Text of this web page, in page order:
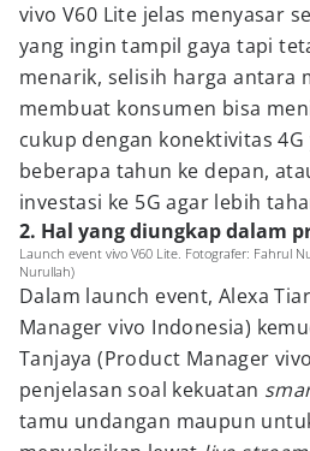
vivo V60 Lite jelas menyasar
yang ingin tampil gaya tapi
menarik, selisih harga antara
membuat konsumen bisa
cukup dengan konektivitas
beberapa tahun ke depan,
investasi ke 5G agar lebih
2. Hal yang diungkap dalam
Launch event vivo V60 Lite. Fotografer: Fahrul
Nurullah)
Dalam launch event, Alexa
Manager vivo Indonesia)
Tanjaya (Product Manager
penjelasan soal kekuatan
tamu undangan maupun